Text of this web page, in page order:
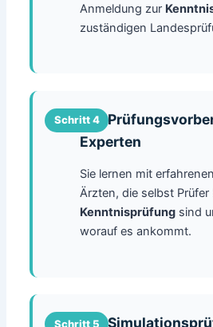
Anmeldung zur
zuständigen
Experten
Sie lernen mit
Ärzten, die selbst Prüfer
Kenntnisprüfungsind
worauf es ankommt.